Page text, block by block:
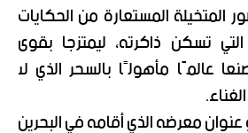
المتخيلة المستعارة من الحكايات
تسكن ذاكرته، ليمتزجا بقوى
عالمًا مأهولًا بالسحر الذي لا
معرضه الذي أقامه في البحرين